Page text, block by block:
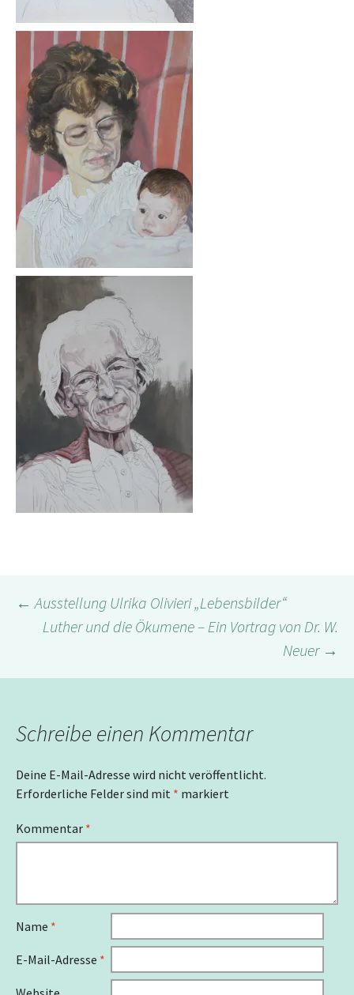
Beitragsnavigation
← Ausstellung Ulrika Olivieri „Lebensbilder“
Luther und die Ökumene – Ein Vortrag von Dr. W.
Neuer →
Schreibe einen Kommentar
Deine E-Mail-Adresse wird nicht veröffentlicht.
Erforderliche Felder sind mit * markiert
Kommentar *
Name *
E-Mail-Adresse *